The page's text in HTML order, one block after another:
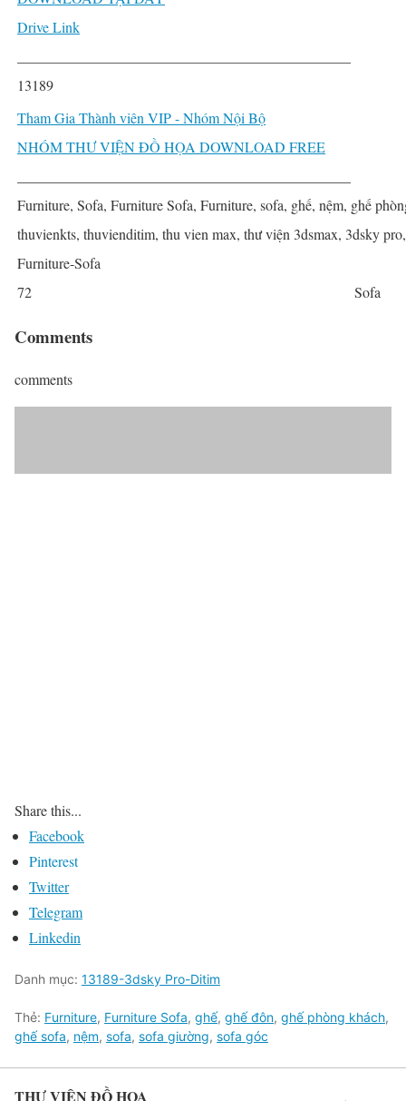
Drive Link
13189
Tham Gia Thành viên VIP - Nhóm Nội Bộ
NHÓM THƯ VIỆN ĐỒ HỌA DOWNLOAD FREE
Furniture, Sofa, Furniture Sofa, Furniture, sofa, ghế, nệm, ghế
thuvienkts, thuvienditim, thu vien max, thư viện 3dsmax, 3dsky
Furniture-Sofa
72
Sofa
Comments
comments
Share this...
Facebook
Pinterest
Twitter
Telegram
Linkedin
Danh mục: 13189-3dsky Pro-Ditim
Thẻ: Furniture, Furniture Sofa, ghế, ghế đôn, ghế phòng khách,
ghế sofa, nệm, sofa, sofa giường, sofa góc
THƯ VIỆN ĐỒ HỌA